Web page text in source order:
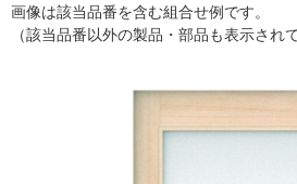
画像は該当品番を含む組合せ例です。
（該当品番以外の製品・部品も表示され